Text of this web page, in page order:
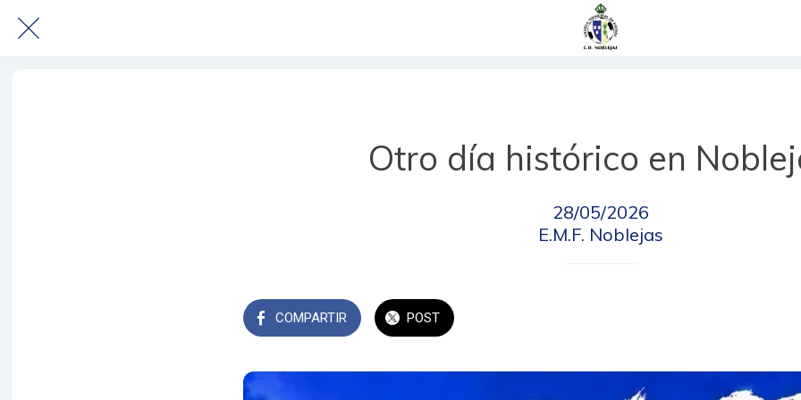
Otro día histórico en
28/05/2026
E.M.F. Noblejas
COMPARTIR POST